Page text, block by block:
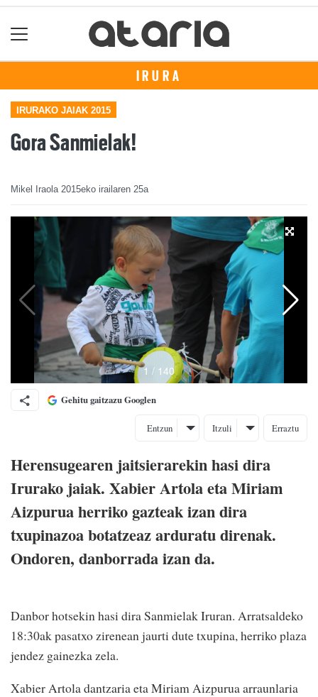
IRURA
IRURAKO JAIAK 2015
Gora Sanmielak!
Mikel Iraola 2015eko irailaren 25a
Gehitu gaitzazu Googlen
Entzun Itzuli Erraztu
Herensugearen jaitsierarekin hasi dira
Irurako jaiak. Xabier Artola eta Miriam
Aizpurua herriko gazteak izan dira
txupinazoa botatzeaz arduratu direnak.
Ondoren, danborrada izan da.
Danbor hotsekin hasi dira Sanmielak Iruran. Arratsaldeko
18:30ak pasatxo zirenean jaurti dute txupina, herriko plaza
jendez gainezka zela.
Xabier Artola dantzaria eta Miriam Aizpurua arraunlaria